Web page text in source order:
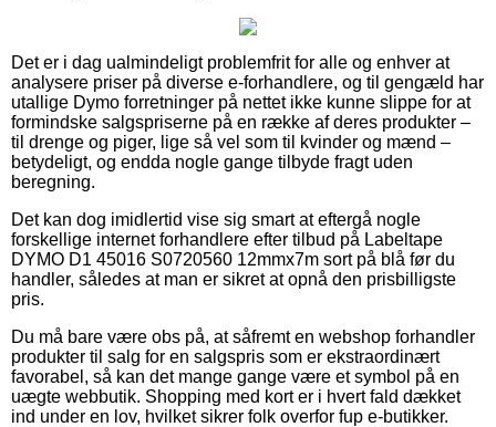
Det er i dag ualmindeligt problemfrit for alle og enhver at
analysere priser på diverse e-forhandlere, og til gengæld har
utallige Dymo forretninger på nettet ikke kunne slippe for at
formindske salgspriserne på en række af deres produkter –
til drenge og piger, lige så vel som til kvinder og mænd –
betydeligt, og endda nogle gange tilbyde fragt uden
beregning.
Det kan dog imidlertid vise sig smart at eftergå nogle
forskellige internet forhandlere efter tilbud på Labeltape
DYMO D1 45016 S0720560 12mmx7m sort på blå før du
handler, således at man er sikret at opnå den prisbilligste
pris.
Du må bare være obs på, at såfremt en webshop forhandler
produkter til salg for en salgspris som er ekstraordinært
favorabel, så kan det mange gange være et symbol på en
uægte webbutik. Shopping med kort er i hvert fald dækket
ind under en lov, hvilket sikrer folk overfor fup e-butikker.